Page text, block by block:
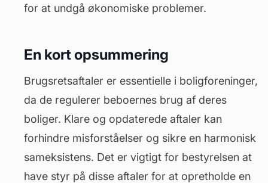
for at undgå økonomiske problemer.
En kort opsummering
Brugsretsaftaler er essentielle i boligforeninger,
da de regulerer beboernes brug af deres
boliger. Klare og opdaterede aftaler kan
forhindre misforståelser og sikre en harmonisk
sameksistens. Det er vigtigt for bestyrelsen at
have styr på disse aftaler for at opretholde en